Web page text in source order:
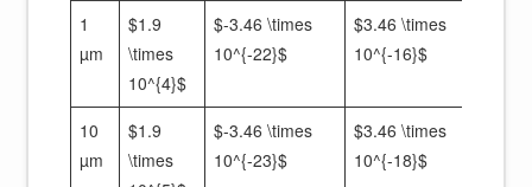
1
µm
$1.9
\times
10^{4}$
$-3.46 \times
10^{-22}$
$3.46 \times
10^{-16}$
10
µm
$1.9
\times
$-3.46 \times
10^{-23}$
$3.46 \times
10^{-18}$